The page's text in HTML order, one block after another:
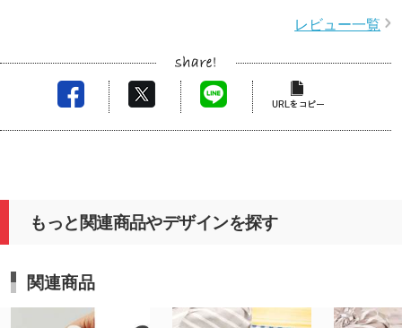
この度
レビュー一覧
もっと関連商品やデザインを探す
関連商品